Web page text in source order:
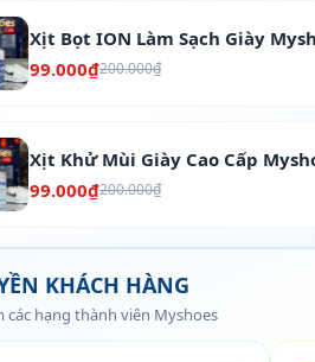
Xịt Bọt ION Làm Sạch Giày
99.000₫200.000₫
Xịt Khử Mùi Giày Cao Cấp
99.000₫200.000₫
KHÁCH HÀNG
các hạng thành viên Myshoes